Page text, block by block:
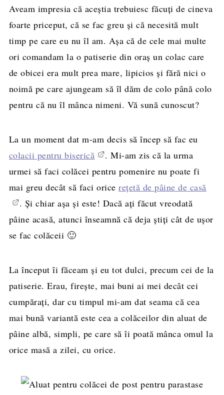
Aveam impresia că aceștia trebuiesc făcuți de cineva
foarte priceput, că se fac greu și că necesită mult
timp pe care eu nu îl am. Așa că de cele mai multe
ori comandam la o patiserie din oraș un colac care
de obicei era mult prea mare, lipicios și fără nici o
noimă pe care ajungeam să îl dăm de colo până colo
pentru că nu îl mânca nimeni. Vă sună cunoscut?
La un moment dat m-am decis să încep să fac eu
colacii pentru biserică
. Mi-am zis că la urma
urmei să faci colăcei pentru pomenire nu poate fi
mai greu decât să faci oricerețetă de pâine de casă
. Și chiar așa și este! Dacă ați făcut vreodată
pâine acasă, atunci înseamnă că deja știți cât de ușor
se fac colăceii 🙂
La început îi făceam și eu tot dulci, precum cei de la
patiserie. Erau, firește, mai buni ai mei decât cei
cumpărați, dar cu timpul mi-am dat seama că cea
mai bună variantă este cea a colăceilor din aluat de
pâine albă, simpli, pe care să îi poată mânca omul la
orice masă a zilei, cu orice.